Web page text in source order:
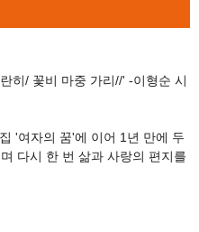
히/ 꽃비 마중 가리//' -이형순 시
'여자의 꿈'에 이어 1년 만에 두
다시 한 번 삶과 사랑의 편지를